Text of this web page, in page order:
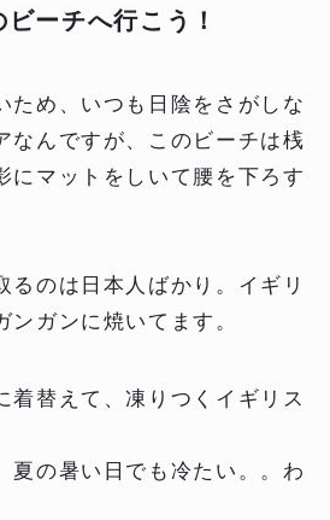
ーチへ行こう！
ため、いつも日陰をさがしな
なんですが、このビーチは桟
にマットをしいて腰を下ろす
るのは日本人ばかり。イギリ
ンガンに焼いてます。
着替えて、凍りつくイギリス
夏の暑い日でも冷たい。。わ